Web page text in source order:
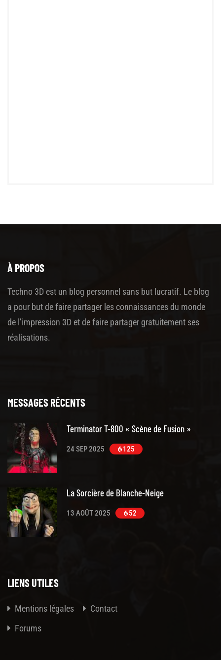
À PROPOS
Techno 3D est un blog personnel sans but lucratif. Le blog
a pour but de faire partager les connaissances du monde
de l’impression 3D et de faire partager gratuitement ses
réalisations.
MESSAGES RÉCENTS
Terminator T-800 « Scène de Fusion »
24 SEP 2025 125
La Sorcière de Blanche-Neige
13 AOÛT 2025 52
LIENS UTILES
Mentions légales
Forums
Contact